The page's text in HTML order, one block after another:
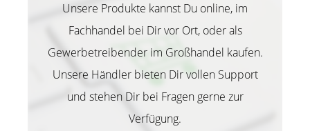
Unsere Produkte kannst Du online, im
Fachhandel bei Dir vor Ort, oder als
Gewerbetreibender im Großhandel kaufen.
Unsere Händler bieten Dir vollen Support
und stehen Dir bei Fragen gerne zur
Verfügung.